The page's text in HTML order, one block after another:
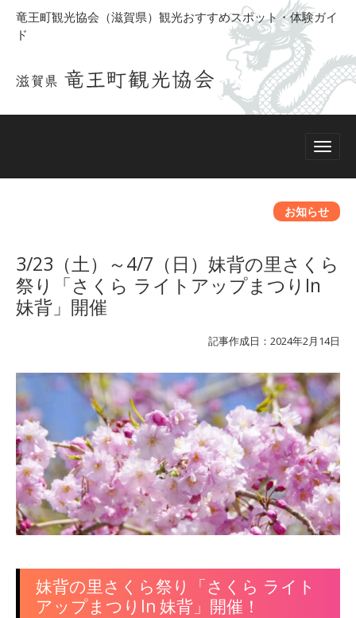
竜王町観光協会（滋賀県）観光おすすめスポット・体験ガイ
ド
お知らせ
3/23（土）～4/7（日）妹背の里さくら
祭り「さくら ライトアップまつりIn
妹背」開催
記事作成日：2024年2月14日
妹背の里さくら祭り「さくら ライト
アップまつりIn 妹背」開催！